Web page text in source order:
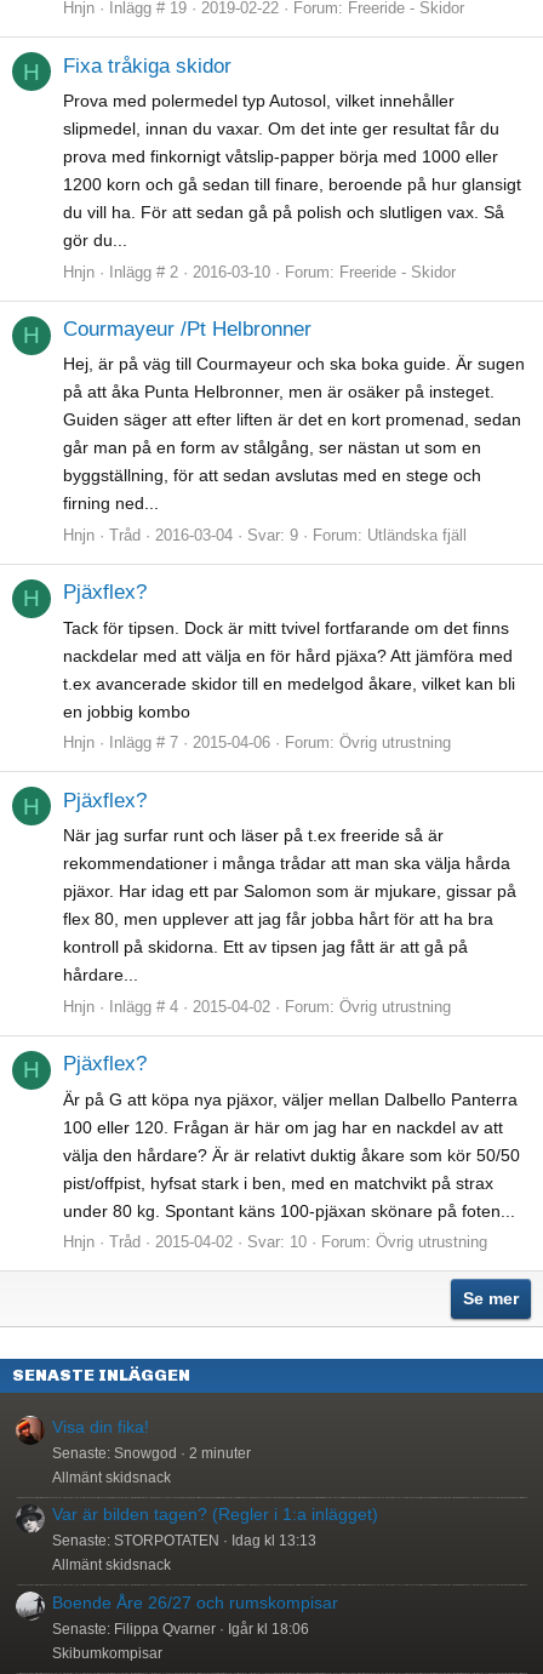
Hnjn Inlägg # 19 2019-02-22 Forum: Freeride - Skidor
H Fixa tråkiga skidor
Prova med polermedel typ Autosol, vilket innehåller
slipmedel, innan du vaxar. Om det inte ger resultat får du
prova med finkornigt våtslip-papper börja med 1000 eller
1200 korn och gå sedan till finare, beroende på hur glansigt
du vill ha. För att sedan gå på polish och slutligen vax. Så
gör du...
Hnjn Inlägg # 2 2016-03-10 Forum: Freeride - Skidor
H Courmayeur /Pt Helbronner
Hej, är på väg till Courmayeur och ska boka guide. Är sugen
på att åka Punta Helbronner, men är osäker på insteget.
Guiden säger att efter liften är det en kort promenad, sedan
går man på en form av stålgång, ser nästan ut som en
byggställning, för att sedan avslutas med en stege och
firning ned...
Hnjn Tråd 2016-03-04 Svar: 9 Forum: Utländska fjäll
H Pjäxflex?
Tack för tipsen. Dock är mitt tvivel fortfarande om det finns
nackdelar med att välja en för hård pjäxa? Att jämföra med
t.ex avancerade skidor till en medelgod åkare, vilket kan bli
en jobbig kombo
Hnjn Inlägg # 7 2015-04-06 Forum: Övrig utrustning
H Pjäxflex?
När jag surfar runt och läser på t.ex freeride så är
rekommendationer i många trådar att man ska välja hårda
pjäxor. Har idag ett par Salomon som är mjukare, gissar på
flex 80, men upplever att jag får jobba hårt för att ha bra
kontroll på skidorna. Ett av tipsen jag fått är att gå på
hårdare...
Hnjn Inlägg # 4 2015-04-02 Forum: Övrig utrustning
H Pjäxflex?
Är på G att köpa nya pjäxor, väljer mellan Dalbello Panterra
100 eller 120. Frågan är här om jag har en nackdel av att
välja den hårdare? Är är relativt duktig åkare som kör 50/50
pist/offpist, hyfsat stark i ben, med en matchvikt på strax
under 80 kg. Spontant käns 100-pjäxan skönare på foten...
Hnjn Tråd 2015-04-02 Svar: 10 Forum: Övrig utrustning
Se mer
SENASTE INLÄGGEN
Visa din fika!
Senaste: Snowgod
2 minuter
Allmänt skidsnack
Var är bilden tagen? (Regler i 1:a inlägget)
Senaste: STORPOTATEN
Idag kl 13:13
Allmänt skidsnack
Boende Åre 26/27 och rumskompisar
Senaste: Filippa Qvarner
Igår kl 18:06
Skibumkompisar